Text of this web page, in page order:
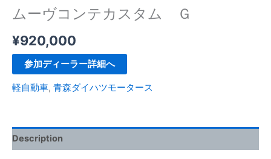
ムーヴコンテカスタム Ｇ
¥920,000
参加ディーラー詳細へ
軽自動車, 青森ダイハツモータース
Description